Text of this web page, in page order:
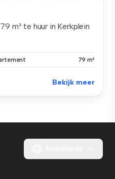
m² te huur in Kerkplein
79 m²
Bekijk meer